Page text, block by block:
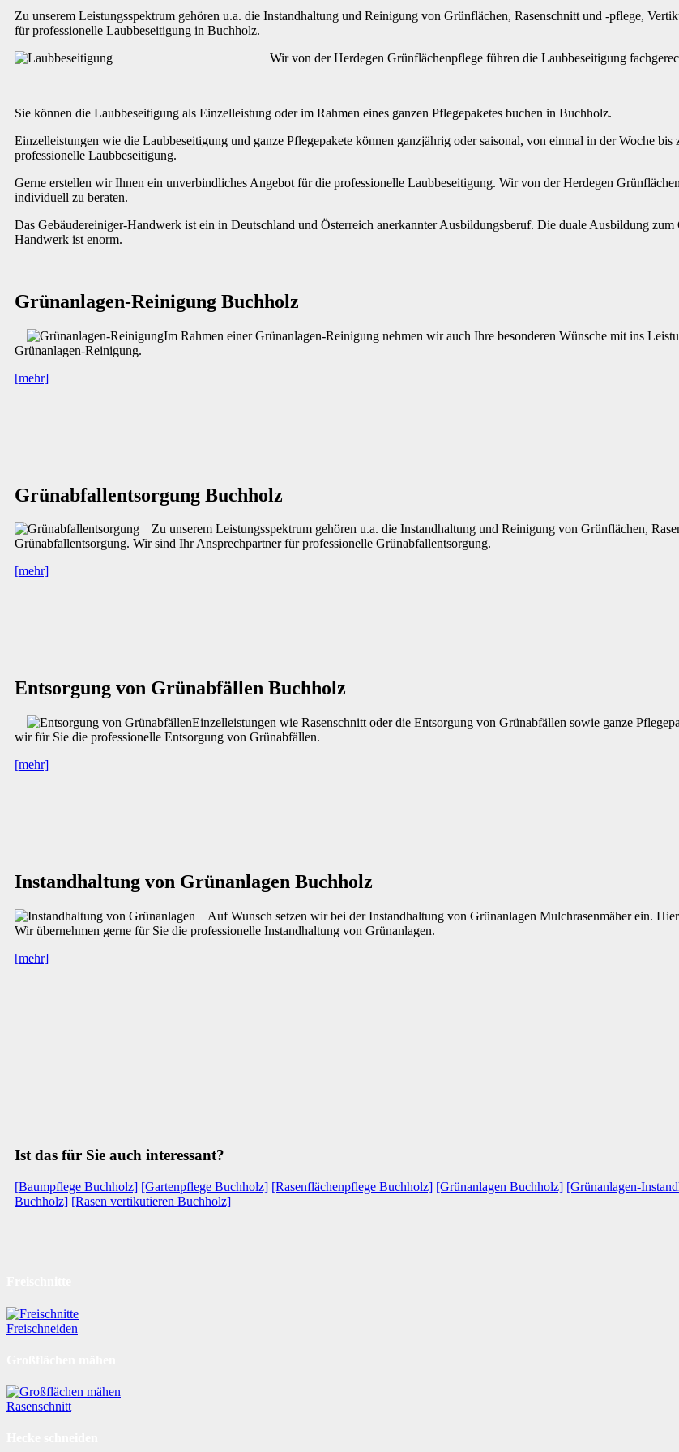
Zu unserem Leistungsspektrum gehören u.a. die Instandhaltung und Reinigung von Grünflächen, Rasenschnitt und -pflege,
für professionelle Laubbeseitigung in Buchholz.
Wir von der Herdegen Grünflächenpflege führen die Laubbeseitigung
Sie können die Laubbeseitigung als Einzelleistung oder im Rahmen eines ganzen Pflegepaketes buchen in Buchholz.
Einzelleistungen wie die Laubbeseitigung und ganze Pflegepakete können ganzjährig oder saisonal, von einmal in der Woche
professionelle Laubbeseitigung.
Gerne erstellen wir Ihnen ein unverbindliches Angebot für die professionelle Laubbeseitigung. Wir von der Herdegen
individuell zu beraten.
Das Gebäudereiniger-Handwerk ist ein in Deutschland und Österreich anerkannter Ausbildungsberuf. Die duale Ausbildung
Handwerk ist enorm.
Grünanlagen-Reinigung Buchholz
Im Rahmen einer Grünanlagen-Reinigung nehmen wir auch Ihre besonderen Wünsche mit ins
Grünanlagen-Reinigung.
[mehr]
Grünabfallentsorgung Buchholz
Zu unserem Leistungsspektrum gehören u.a. die Instandhaltung und Reinigung von Grünflächen,
Grünabfallentsorgung. Wir sind Ihr Ansprechpartner für professionelle Grünabfallentsorgung.
[mehr]
Entsorgung von Grünabfällen Buchholz
Einzelleistungen wie Rasenschnitt oder die Entsorgung von Grünabfällen sowie ganze
wir für Sie die professionelle Entsorgung von Grünabfällen.
[mehr]
Instandhaltung von Grünanlagen Buchholz
Auf Wunsch setzen wir bei der Instandhaltung von Grünanlagen Mulchrasenmäher ein.
Wir übernehmen gerne für Sie die professionelle Instandhaltung von Grünanlagen.
[mehr]
Ist das für Sie auch interessant?
[Baumpflege Buchholz] [Gartenpflege Buchholz] [Rasenflächenpflege Buchholz] [Grünanlagen Buchholz] [Grünanlagen-
Buchholz] [Rasen vertikutieren Buchholz]
Freischneiden
Rasenschnitt